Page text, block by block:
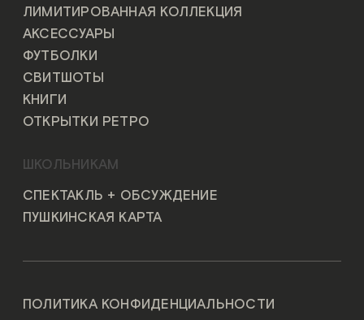
ЛИМИТИРОВАННАЯ КОЛЛЕКЦИЯ
АКСЕССУАРЫ
ФУТБОЛКИ
СВИТШОТЫ
КНИГИ
ОТКРЫТКИ РЕТРО
ШКОЛЬНИКАМ
СПЕКТАКЛЬ + ОБСУЖДЕНИЕ
ПУШКИНСКАЯ КАРТА
ПОЛИТИКА КОНФИДЕНЦИАЛЬНОСТИ